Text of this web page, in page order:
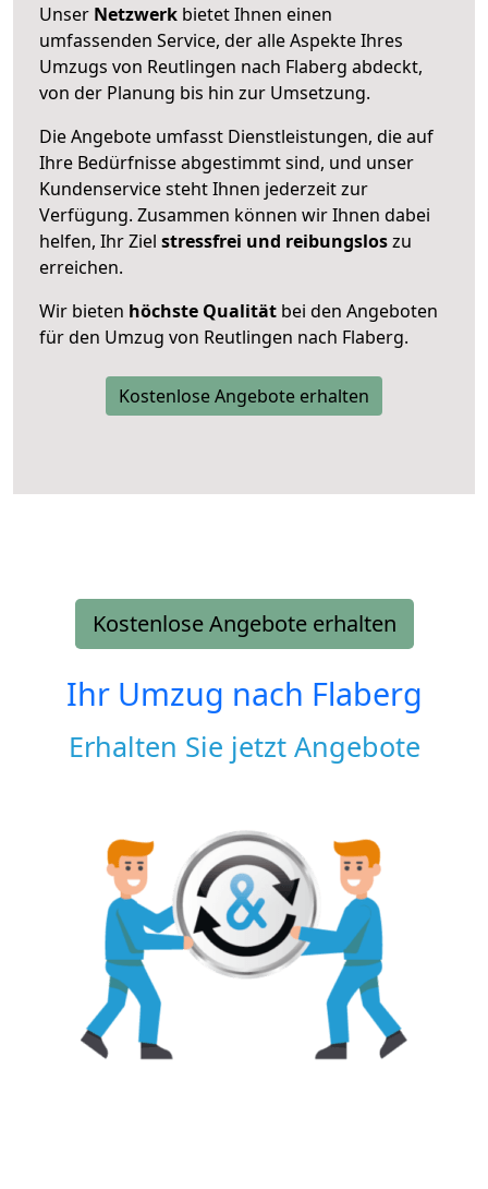
Unser Netzwerk bietet Ihnen einen
umfassenden Service, der alle Aspekte Ihres
Umzugs von Reutlingen nach Flaberg abdeckt,
von der Planung bis hin zur Umsetzung.
Die Angebote umfasst Dienstleistungen, die auf
Ihre Bedürfnisse abgestimmt sind, und unser
Kundenservice steht Ihnen jederzeit zur
Verfügung. Zusammen können wir Ihnen dabei
helfen, Ihr Ziel stressfrei und reibungsloszu
erreichen.
Wir bieten höchste Qualität bei den Angeboten
für den Umzug von Reutlingen nach Flaberg.
Kostenlose Angebote erhalten
Kostenlose Angebote erhalten
Ihr Umzug nach Flaberg
Erhalten Sie jetzt Angebote